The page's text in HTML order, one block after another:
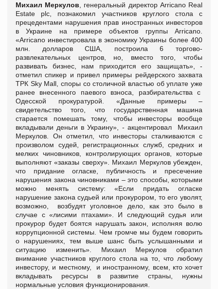
Михаил Меркулов , генеральный директор Arricano Real
Estate plc, познакомил участников круглого стола с
прецедентами нарушения прав иностранных инвесторов
в Украине на примере объектов группы Arricano.
«Arricano инвестировала в экономику Украины более 400
млн. долларов США, построила 6 торгово-
развлекательных центров, но, вместо того, чтобы
развивать бизнес, нам приходится его защищать», -
отметил спикер и привел примеры рейдерского захвата
ТРК Sky Mall, споры со столичной властью об уплате уже
ранее внесенного паевого взноса, разбирательства с
Одесской прокуратурой. «Данные примеры –
свидетельство того, что государственная машина
старается помешать тому, чтобы инвесторы вообще
вкладывали деньги в Украину», - акцентировал Михаил
Меркулов. Он отметил, что инвесторы сталкиваются с
произволом судей, регистрационных служб, средних и
мелких чиновников, контролирующих органов, которые
выполняют «заказы сверху». Михаил Меркулов убежден,
что придание огласке, публичность и пресечение
нарушения закона чиновниками – это способы, которыми
можно менять систему: «Если придать огласке
нарушение закона судьей или прокурором, то его уволят,
возможно, возбудят уголовное дело, как это было в
случае с «лисими птахами». И следующий судья или
прокурор будет боятся нарушать закон, исполняя волю
коррупционной системы. Чем громче мы будем говорить
о нарушениях, тем выше шанс быть услышанными и
ситуацию изменить». Михаил Меркулов обратил
внимание участников круглого стола на то, что любому
инвестору, и местному, и иностранному, всем, кто хочет
вкладывать ресурсы в развитие страны, нужны
нормальные условия функционирования.